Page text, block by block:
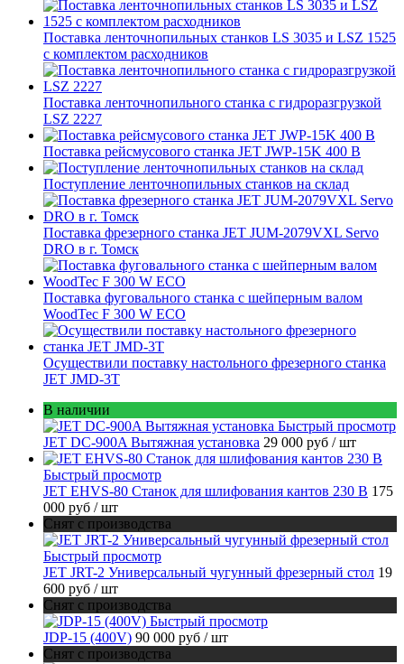
Поставка ленточнопильных станков LS 3035 и LSZ 1525
с комплектом расходников
Поставка ленточнопильного станка c гидроразгрузкой
LSZ 2227
Поставка рейсмусового станка JET JWP-15K 400 В
Поступление ленточнопильных станков на склад
Поставка фрезерного станка JET JUM-2079VXL Servo
DRO в г. Томск
Поставка фуговального станка с шейперным валом
WoodTec F 300 W ECO
Осуществили поставку настольного фрезерного станка
JET JMD-3T
В наличии
Быстрый просмотр
JET DC-900A Вытяжная установка 29 000 руб / шт
Быстрый просмотр
JET EHVS-80 Станок для шлифования кантов 230 В 175
000 руб / шт
Снят с производства
Быстрый просмотр
JET JRT-2 Универсальный чугунный фрезерный стол 19
600 руб / шт
Снят с производства
Быстрый просмотр
JDP-15 (400V) 90 000 руб / шт
Снят с производства